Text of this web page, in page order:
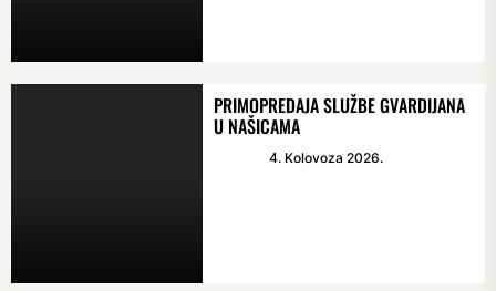
PRIMOPREDAJA SLUŽBE GVARDIJANA
U NAŠICAMA
4. Kolovoza 2026.